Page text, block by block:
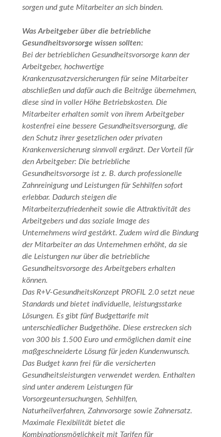
sorgen und gute Mitarbeiter an sich binden.
Was Arbeitgeber über die betriebliche
Gesundheitsvorsorge wissen sollten:
Bei der betrieblichen Gesundheitsvorsorge kann der
Arbeitgeber, hochwertige
Krankenzusatzversicherungen für seine Mitarbeiter
abschließen und dafür auch die Beiträge übernehmen,
diese sind in voller Höhe Betriebskosten. Die
Mitarbeiter erhalten somit von ihrem Arbeitgeber
kostenfrei eine bessere Gesundheitsversorgung, die
den Schutz ihrer gesetzlichen oder privaten
Krankenversicherung sinnvoll ergänzt. Der Vorteil für
den Arbeitgeber: Die betriebliche
Gesundheitsvorsorge ist z. B. durch professionelle
Zahnreinigung und Leistungen für Sehhilfen sofort
erlebbar. Dadurch steigen die
Mitarbeiterzufriedenheit sowie die Attraktivität des
Arbeitgebers und das soziale Image des
Unternehmens wird gestärkt. Zudem wird die Bindung
der Mitarbeiter an das Unternehmen erhöht, da sie
die Leistungen nur über die betriebliche
Gesundheitsvorsorge des Arbeitgebers erhalten
können.
Das R+V-GesundheitsKonzept PROFIL 2.0 setzt neue
Standards und bietet individuelle, leistungsstarke
Lösungen. Es gibt fünf Budgettarife mit
unterschiedlicher Budgethöhe. Diese erstrecken sich
von 300 bis 1.500 Euro und ermöglichen damit eine
maßgeschneiderte Lösung für jeden Kundenwunsch.
Das Budget kann frei für die versicherten
Gesundheitsleistungen verwendet werden. Enthalten
sind unter anderem Leistungen für
Vorsorgeuntersuchungen, Sehhilfen,
Naturheilverfahren, Zahnvorsorge sowie Zahnersatz.
Maximale Flexibilität bietet die
Kombinationsmöglichkeit mit Tarifen für